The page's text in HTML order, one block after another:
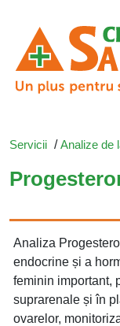
Servicii /Analize de
Analiza
endocrine și a
feminin important,
suprarenale și în
ovarelor,